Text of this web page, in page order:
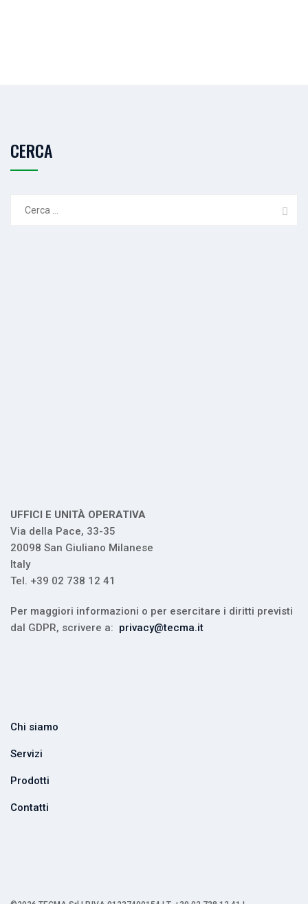
CERCA
UFFICI E UNITÀ OPERATIVA
Via della Pace, 33-35
20098 San Giuliano Milanese
Italy
Tel. +39 02 738 12 41
Per maggiori informazioni o per esercitare i diritti previsti
dal GDPR, scrivere a: privacy@tecma.it
Chi siamo
Servizi
Prodotti
Contatti